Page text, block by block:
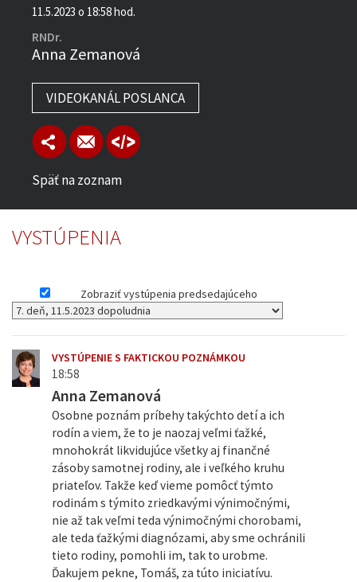
11.5.2023 o 18:58 hod.
RNDr.
Anna Zemanová
VIDEOKANÁL POSLANCA
Späť na zoznam
VYSTÚPENIA
Zobraziť vystúpenia predsedajúceho
VYSTÚPENIE S FAKTICKOU POZNÁMKOU
18:58
Anna Zemanová
Osobne poznám príbehy takýchto detí a ich
rodín a viem, že to je naozaj veľmi ťažké,
mnohokrát likvidujúce všetky aj finančné
zásoby samotnej rodiny, ale i veľkého kruhu
priateľov. Takže keď vieme pomôcť týmto
rodinám s týmito zriedkavými výnimočnými,
nie až tak veľmi teda výnimočnými chorobami,
ale teda ťažkými diagnózami, aby sme ochránili
tieto rodiny, pomohli im, tak to urobme.
Ďakujem pekne, Tomáš, za túto iniciatívu.